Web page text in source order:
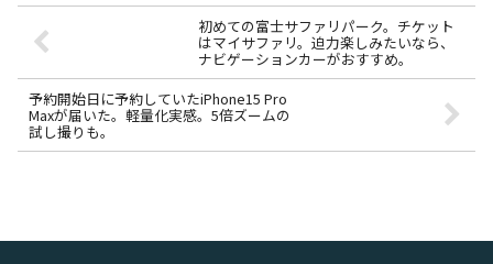
初めての富士サファリパーク。チケット
はマイサファリ。迫力楽しみたいなら、
ナビゲーションカーがおすすめ。
予約開始日に予約していたiPhone15 Pro
Maxが届いた。軽量化実感。5倍ズームの
試し撮りも。